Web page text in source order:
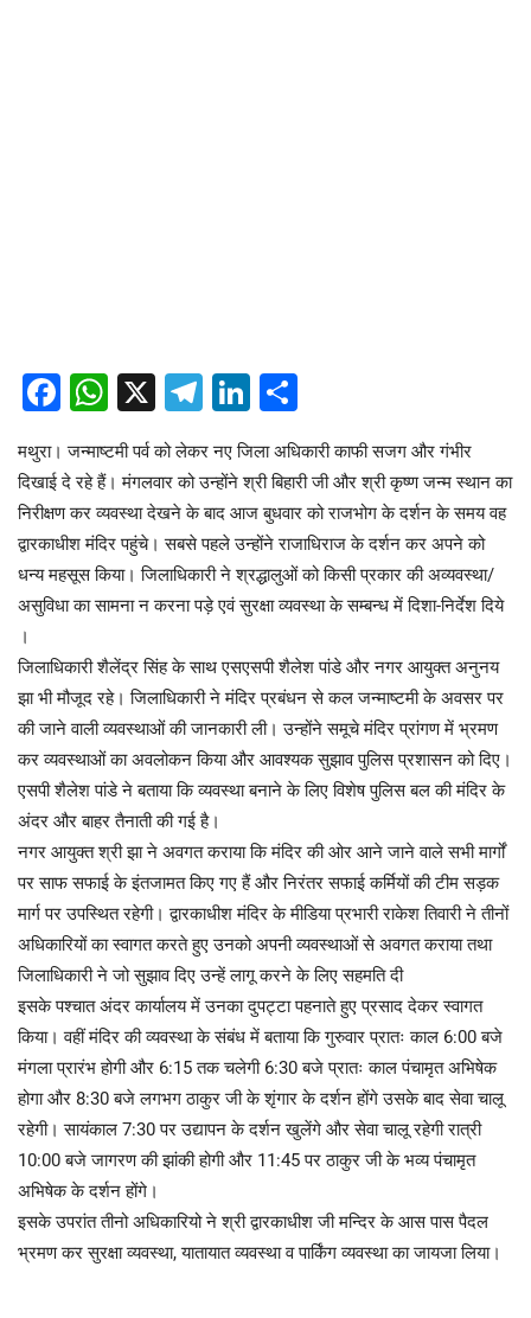
Facebook
WhatsApp
X Telegram
LinkedIn
मथुरा। जन्माष्टमी पर्व को लेकर नए जिला अधिकारी काफी सजग और गंभीर
दिखाई दे रहे हैं। मंगलवार को उन्होंने श्री बिहारी जी और श्री कृष्ण जन्म स्थान का
निरीक्षण कर व्यवस्था देखने के बाद आज बुधवार को राजभोग के दर्शन के समय वह
द्वारकाधीश मंदिर पहुंचे। सबसे पहले उन्होंने राजाधिराज के दर्शन कर अपने को
धन्य महसूस किया। जिलाधिकारी ने श्रद्धालुओं को किसी प्रकार की अव्यवस्था/
असुविधा का सामना न करना पड़े एवं सुरक्षा व्यवस्था के सम्बन्ध में दिशा-निर्देश दिये
।
जिलाधिकारी शैलेंद्र सिंह के साथ एसएसपी शैलेश पांडे और नगर आयुक्त अनुनय
झा भी मौजूद रहे। जिलाधिकारी ने मंदिर प्रबंधन से कल जन्माष्टमी के अवसर पर
की जाने वाली व्यवस्थाओं की जानकारी ली। उन्होंने समूचे मंदिर प्रांगण में भ्रमण
कर व्यवस्थाओं का अवलोकन किया और आवश्यक सुझाव पुलिस प्रशासन को दिए।
एसपी शैलेश पांडे ने बताया कि व्यवस्था बनाने के लिए विशेष पुलिस बल की मंदिर के
अंदर और बाहर तैनाती की गई है।
नगर आयुक्त श्री झा ने अवगत कराया कि मंदिर की ओर आने जाने वाले सभी मार्गों
पर साफ सफाई के इंतजामत किए गए हैं और निरंतर सफाई कर्मियों की टीम सड़क
मार्ग पर उपस्थित रहेगी। द्वारकाधीश मंदिर के मीडिया प्रभारी राकेश तिवारी ने तीनों
अधिकारियों का स्वागत करते हुए उनको अपनी व्यवस्थाओं से अवगत कराया तथा
जिलाधिकारी ने जो सुझाव दिए उन्हें लागू करने के लिए सहमति दी
इसके पश्चात अंदर कार्यालय में उनका दुपट्टा पहनाते हुए प्रसाद देकर स्वागत
किया। वहीं मंदिर की व्यवस्था के संबंध में बताया कि गुरुवार प्रातः काल 6:00 बजे
मंगला प्रारंभ होगी और 6:15 तक चलेगी 6:30 बजे प्रातः काल पंचामृत अभिषेक
होगा और 8:30 बजे लगभग ठाकुर जी के शृंगार के दर्शन होंगे उसके बाद सेवा चालू
रहेगी। सायंकाल 7:30 पर उद्यापन के दर्शन खुलेंगे और सेवा चालू रहेगी रात्री
10:00 बजे जागरण की झांकी होगी और 11:45 पर ठाकुर जी के भव्य पंचामृत
अभिषेक के दर्शन होंगे।
इसके उपरांत तीनो अधिकारियो ने श्री द्वारकाधीश जी मन्दिर के आस पास पैदल
भ्रमण कर सुरक्षा व्यवस्था, यातायात व्यवस्था व पार्किंग व्यवस्था का जायजा लिया।